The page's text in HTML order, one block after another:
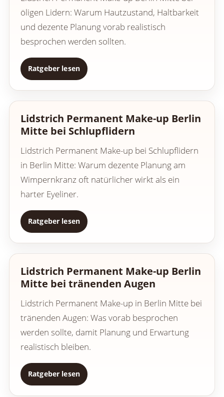
öligen Lidern: Warum Hautzustand, Haltbarkeit
und dezente Planung vorab realistisch
besprochen werden sollten.
Ratgeber lesen
Lidstrich Permanent Make-up Berlin
Mitte bei Schlupflidern
Lidstrich Permanent Make-up bei Schlupflidern
in Berlin Mitte: Warum dezente Planung am
Wimpernkranz oft natürlicher wirkt als ein
harter Eyeliner.
Ratgeber lesen
Lidstrich Permanent Make-up Berlin
Mitte bei tränenden Augen
Lidstrich Permanent Make-up in Berlin Mitte bei
tränenden Augen: Was vorab besprochen
werden sollte, damit Planung und Erwartung
realistisch bleiben.
Ratgeber lesen